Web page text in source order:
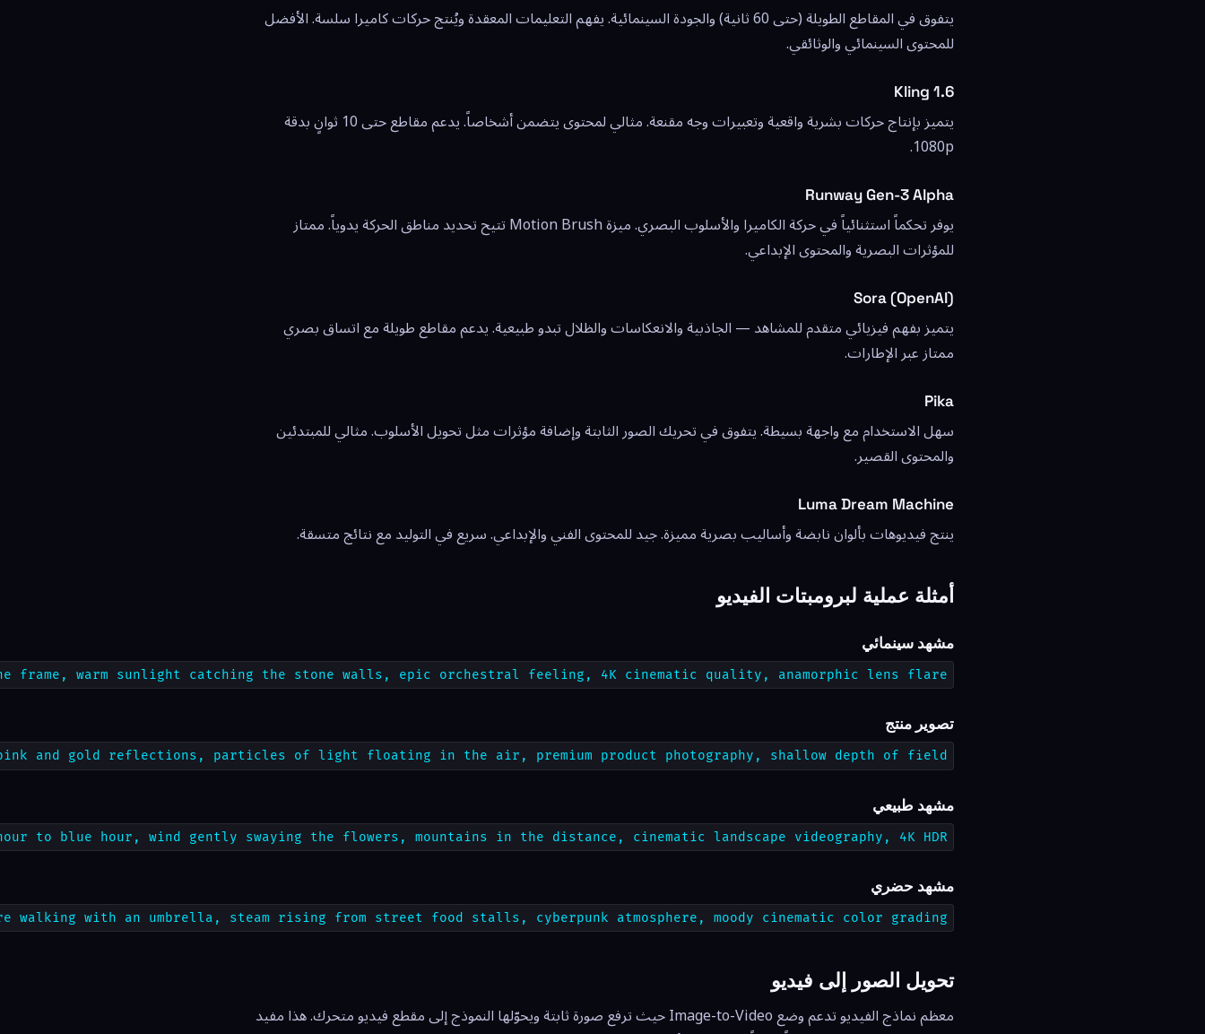
يتفوق في المقاطع الطويلة (حتى 60 ثانية) والجودة السينمائية. يفهم التعليمات المعقدة ويُنتج حركات كاميرا سلسة. الأفضل
للمحتوى السينمائي والوثائقي.
Kling 1.6
يتميز بإنتاج حركات بشرية واقعية وتعبيرات وجه مقنعة. مثالي لمحتوى يتضمن أشخاصاً. يدعم مقاطع حتى 10 ثوانٍ بدقة
1080p.
Runway Gen-3 Alpha
يوفر تحكماً استثنائياً في حركة الكاميرا والأسلوب البصري. ميزة Motion Brush تتيح تحديد مناطق الحركة يدوياً. ممتاز
للمؤثرات البصرية والمحتوى الإبداعي.
Sora (OpenAI)
يتميز بفهم فيزيائي متقدم للمشاهد — الجاذبية والانعكاسات والظلال تبدو طبيعية. يدعم مقاطع طويلة مع اتساق بصري
ممتاز عبر الإطارات.
Pika
سهل الاستخدام مع واجهة بسيطة. يتفوق في تحريك الصور الثابتة وإضافة مؤثرات مثل تحويل الأسلوب. مثالي للمبتدئين
والمحتوى القصير.
Luma Dream Machine
ينتج فيديوهات بألوان نابضة وأساليب بصرية مميزة. جيد للمحتوى الفني والإبداعي. سريع في التوليد مع نتائج متسقة.
أمثلة عملية لبرومبتات الفيديو
مشهد سينمائي
warm sunlight catching the stone walls, epic orchestral feeling, 4K cinematic quality, anamorphic lens flare
تصوير منتج
and gold reflections, particles of light floating in the air, premium product photography, shallow depth of field
مشهد طبيعي
blue hour, wind gently swaying the flowers, mountains in the distance, cinematic landscape videography, 4K HDR
مشهد حضري
with an umbrella, steam rising from street food stalls, cyberpunk atmosphere, moody cinematic color grading
تحويل الصور إلى فيديو
معظم نماذج الفيديو تدعم وضع Image-to-Video حيث ترفع صورة ثابتة ويحوّلها النموذج إلى مقطع فيديو متحرك. هذا مفيد